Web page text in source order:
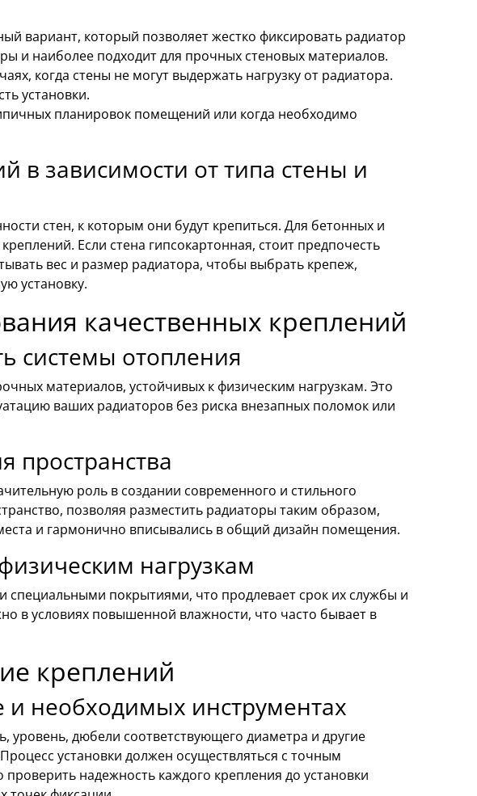
вариант, который позволяет жестко фиксировать радиатор
и наиболее подходит для прочных стеновых материалов.
когда стены не могут выдержать нагрузку от радиатора.
установки.
планировок помещений или когда необходимо
в зависимости от типа стены и
стен, к которым они будут крепиться. Для бетонных и
Если стена гипсокартонная, стоит предпочесть
вес и размер радиатора, чтобы выбрать крепеж,
установку.
качественных креплений
системы отопления
материалов, устойчивых к физическим нагрузкам. Это
ваших радиаторов без риска внезапных поломок или
пространства
роль в создании современного и стильного
позволяя разместить радиаторы таким образом,
и гармонично вписывались в общий дизайн помещения.
нагрузкам
покрытиями, что продлевает срок их службы и
в условиях повышенной влажности, что часто бывает в
креплений
и необходимых инструментах
уровень, дюбели соответствующего диаметра и другие
установки должен осуществляться с точным
надежность каждого крепления до установки